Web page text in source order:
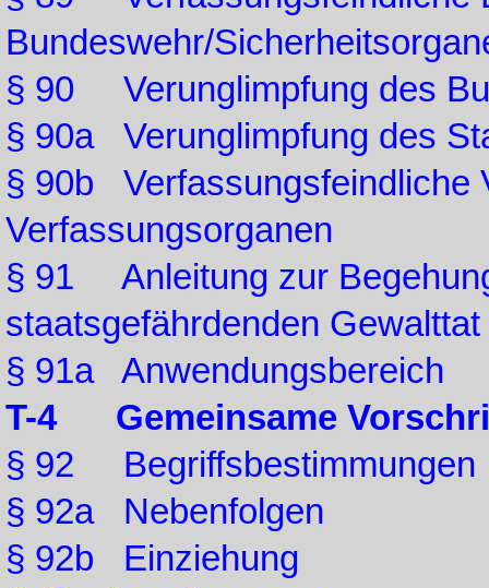
Bundeswehr/
§ 90 Verunglimpfung des
§ 90a Verunglimpfung des
§ 90b Verfassungsfeindliche
Verfassungsorganen
§ 91 Anleitung zur
staatsgefährdenden Gewalttat
§ 91a Anwendungsbereich
T-4 Gemeinsame
§ 92 Begriffsbestimmungen
§ 92a Nebenfolgen
§ 92b Einziehung